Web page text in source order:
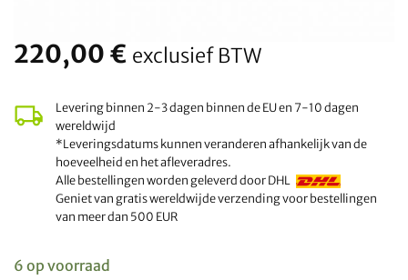
220,00 € exclusief BTW
Levering binnen 2-3 dagen binnen de EU en 7-10 dagen
wereldwijd
*Leveringsdatums kunnen veranderen afhankelijk van de
hoeveelheid en het afleveradres.
Alle bestellingen worden geleverd door DHL
Geniet van gratis wereldwijde verzending voor bestellingen
van meer dan 500 EUR
6 op voorraad